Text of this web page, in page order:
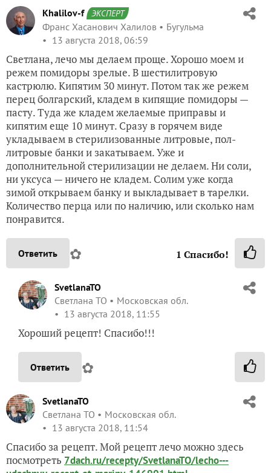
Khalilov-f ЭКСПЕРТ
Франс Хасанович Халилов
Бугульма
13 августа 2018, 06:59
Светлана, лечо мы делаем проще. Хорошо моем и
режем помидоры зрелые. В шестилитровую
кастрюлю. Кипятим 30 минут. Потом так же режем
перец болгарский, кладем в кипящие помидоры —
пасту. Туда же кладем желаемые приправы и
кипятим еще 10 минут. Сразу в горячем виде
укладываем в стерилизованные литровые, пол-
литровые банки и закатываем. Уже и
дополнительной стерилизации не делаем. Ни соли,
ни уксуса — ничего не кладем. Солим уже когда
зимой открываем банку и выкладывает в тарелки.
Количество перца или по наличию, или сколько нам
понравится.
Ответить ✿ 1 Спасибо!
SvetlanaTO
Светлана ТО
Московская обл.
13 августа 2018, 11:55
Хороший рецепт! Спасибо!!!
Ответить ✿
SvetlanaTO
Светлана ТО
Московская обл.
13 августа 2018, 11:54
Спасибо за рецепт. Мой рецепт лечо можно здесь
посмотреть 7dach.ru/recepty/SvetlanaTO/lecho---